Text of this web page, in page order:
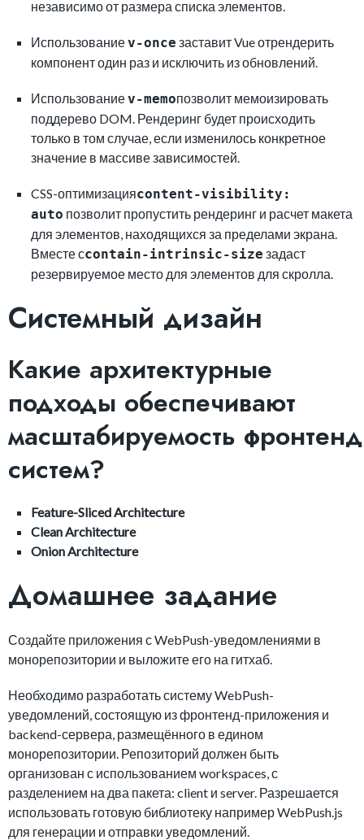
независимо от размера списка элементов.
Использованиеv-once заставит Vue отрендерить
компонент один раз и исключить из обновлений.
Использованиеv-memoпозволит мемоизировать
поддерево DOM. Рендеринг будет происходить
только в том случае, если изменилось конкретное
значение в массиве зависимостей.
CSS-оптимизацияcontent-visibility:
auto позволит пропустить рендеринг и расчет макета
для элементов, находящихся за пределами экрана.
Вместе сcontain-intrinsic-size задаст
резервируемое место для элементов для скролла.
Системный дизайн
Какие архитектурные
подходы обеспечивают
масштабируемость
систем?
Feature-Sliced Architecture
Clean Architecture
Onion Architecture
Домашнее задание
Создайте приложения с WebPush-уведомлениями в
монорепозитории и выложите его на гитхаб.
Необходимо разработать систему WebPush-
уведомлений, состоящую из фронтенд-приложения и
backend-сервера, размещённого в едином
монорепозитории. Репозиторий должен быть
организован с использованием workspaces, с
разделением на два пакета: client и server. Разрешается
использовать готовую библиотеку например WebPush.js
для генерации и отправки уведомлений.